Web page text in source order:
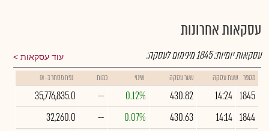
עסקאות אחרונות
עוד עסקאות עסקאות יומיות:1845מינימום לעסקה:
מספר שעת עסקה שער עסקה שינוי כמות נפח מסחר ב- ₪
1845
14:24
430.82
0.12%
--
35,776,835.0
1844
14:14
430.63
0.07%
--
32,260.0